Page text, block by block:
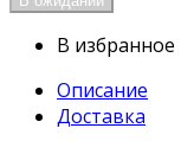
В избранное
Описание
Доставка